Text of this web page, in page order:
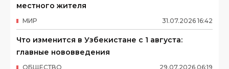
местного жителя
31.07.2026 16:42
МИР
Что изменится в Узбекистане с 1 августа:
главные нововведения
29.07.2026 06:19
ОБЩЕСТВО